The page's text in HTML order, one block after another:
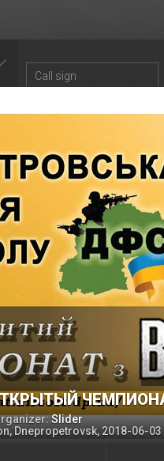
Slider
Dnepropetrovsk, 2018-06-03